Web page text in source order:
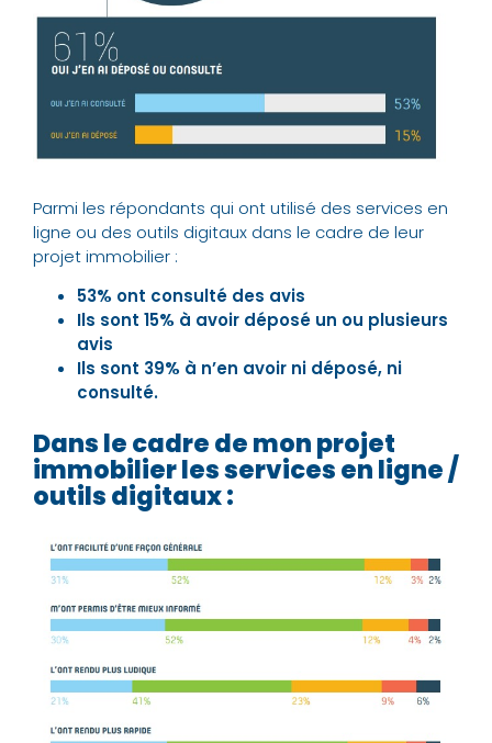
Parmi les répondants qui ont utilisé des services en
ligne ou des outils digitaux dans le cadre de leur
projet immobilier :
53% ont consulté des avis
Ils sont 15% à avoir déposé un ou plusieurs
avis
Ils sont 39% à n’en avoir ni déposé, ni
consulté.
Dans le cadre de mon projet
immobilier les services en ligne /
outils digitaux :